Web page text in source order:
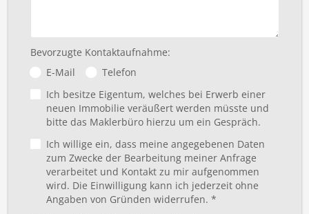
Bevorzugte Kontaktaufnahme:
E-Mail
Telefon
Ich besitze Eigentum, welches bei Erwerb einer
neuen Immobilie veräußert werden müsste und
bitte das Maklerbüro hierzu um ein Gespräch.
Ich willige ein, dass meine angegebenen Daten
zum Zwecke der Bearbeitung meiner Anfrage
verarbeitet und Kontakt zu mir aufgenommen
wird. Die Einwilligung kann ich jederzeit ohne
Angaben von Gründen widerrufen. *